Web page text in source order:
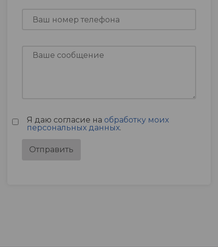
Я даю согласие на обработку моих
персональных данных.